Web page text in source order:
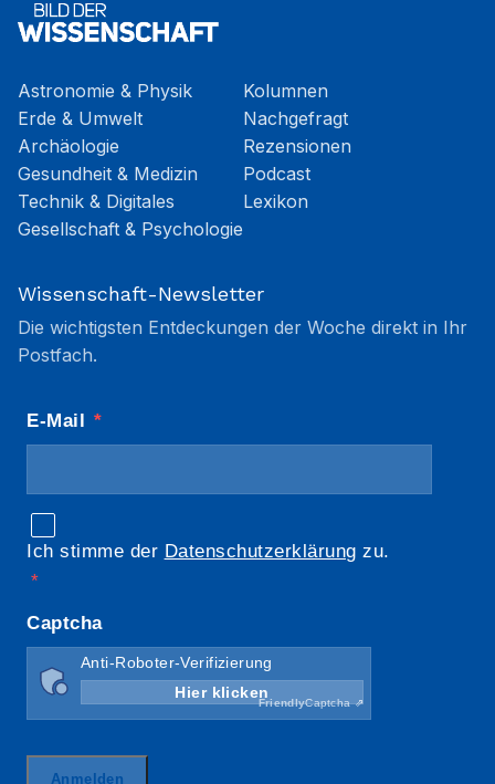
Astronomie & Physik
Erde & Umwelt
Archäologie
Gesundheit & Medizin
Technik & Digitales
Gesellschaft & Psychologie
Kolumnen
Nachgefragt
Rezensionen
Podcast
Lexikon
Wissenschaft-Newsletter
Die wichtigsten Entdeckungen der Woche direkt in Ihr
Postfach.